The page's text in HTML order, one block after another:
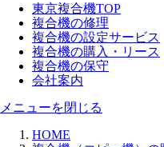
東京複合機TOP
複合機の修理
複合機の設定サービス
複合機の購入・リース
複合機の保守
会社案内
メニューを閉じる
HOME